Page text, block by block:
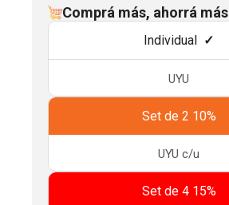
Comprá más, ahorrá más
Individual
UYU
Set de 2 10%
UYU c/u
Set de 4 15%